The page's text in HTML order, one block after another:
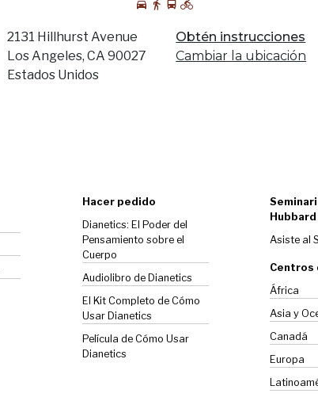
2131 Hillhurst Avenue
Los Angeles, CA 90027
Estados Unidos
Obtén instrucciones
Cambiar la ubicación
Hacer pedido
Dianetics: El Poder del
Pensamiento sobre el
Cuerpo
Audiolibro de Dianetics
El Kit Completo de Cómo
Usar Dianetics
Película de Cómo Usar
Dianetics
Hubbard
Asiste al
Centros
África
Asia y
Canadá
Europa